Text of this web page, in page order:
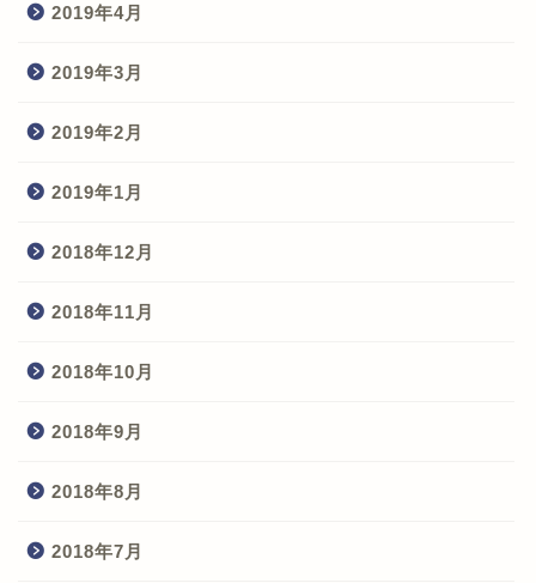
2019年4月
2019年3月
2019年2月
2019年1月
2018年12月
2018年11月
2018年10月
2018年9月
2018年8月
2018年7月